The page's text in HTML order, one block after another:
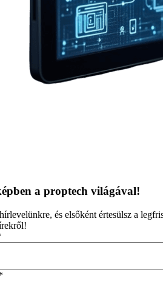
a proptech világával!
és elsőként értesülsz a